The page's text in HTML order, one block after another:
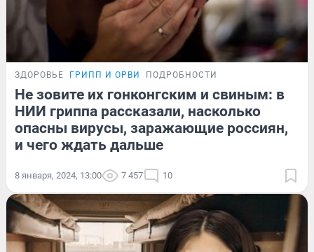
ЗДОРОВЬЕ ГРИПП И ОРВИ ПОДРОБНОСТИ
Не зовите их гонконгским и свиным: в
НИИ гриппа рассказали, насколько
опасны вирусы, заражающие россиян,
и чего ждать дальше
8 января, 2024, 13:00 7 457 10